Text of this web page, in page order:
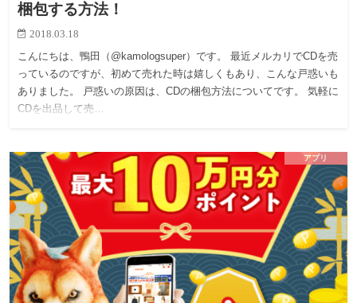
梱包する方法！
2018.03.18
こんにちは、鴨田（@kamologsuper）です。 最近メルカリでCDを売
っているのですが、初めて売れた時は嬉しくもあり、こんな戸惑いも
ありました。 戸惑いの原因は、CDの梱包方法についてです。 気軽に
CDを出品して売…
アプリ